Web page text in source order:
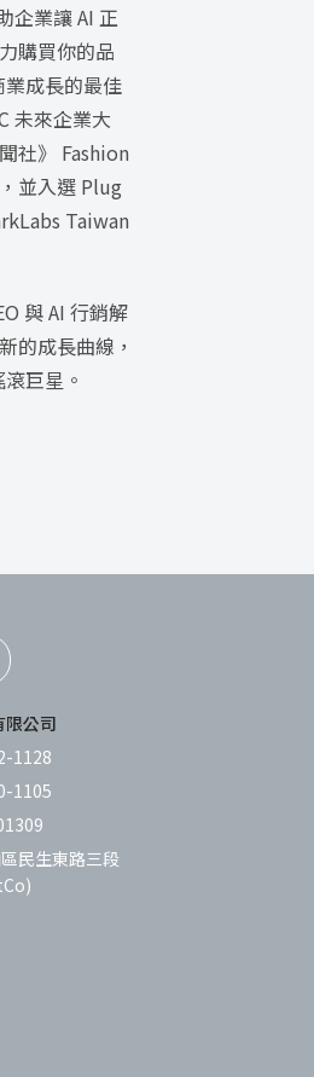
企業讓 AI 正
購買你的品
成長的最佳
未來企業大
社》 Fashion
並入選 Plug
Taiwan
與 AI 行銷解
的成長曲線，
巨星。
限公司
1128
1105
民生東路三段